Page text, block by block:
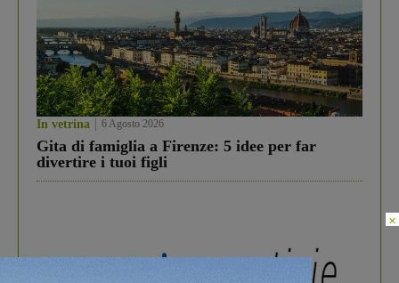
In vetrina 6 Agosto 2026
Gita di famiglia a Firenze: 5 idee per far
divertire i tuoi figli
×